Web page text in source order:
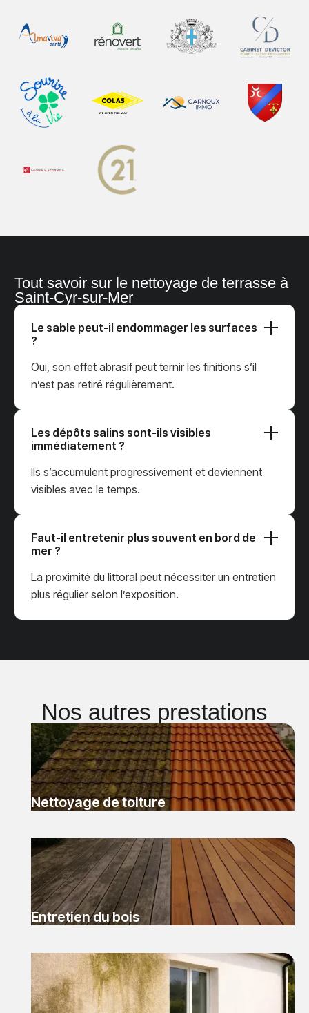
Tout savoir sur le nettoyage de terrasse à
Saint-Cyr-sur-Mer
Le sable peut-il endommager les surfaces
?
Oui, son effet abrasif peut ternir les finitions s’il
n’est pas retiré régulièrement.
Les dépôts salins sont-ils visibles
immédiatement ?
Ils s’accumulent progressivement et deviennent
visibles avec le temps.
Faut-il entretenir plus souvent en bord de
mer ?
La proximité du littoral peut nécessiter un entretien
plus régulier selon l’exposition.
Nos autres prestations
Nettoyage de toiture
Entretien du bois